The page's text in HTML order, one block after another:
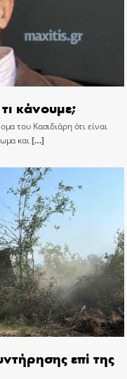
κάνουμε;
του Κασιδιάρη ότι είναι
και[…]
επί της